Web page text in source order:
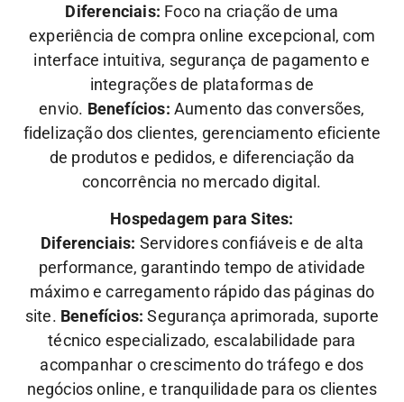
Diferenciais: Foco na criação de uma
experiência de compra online excepcional, com
interface intuitiva, segurança de pagamento e
integrações de plataformas de
envio. Benefícios: Aumento das conversões,
fidelização dos clientes, gerenciamento eficiente
de produtos e pedidos, e diferenciação da
concorrência no mercado digital.
Hospedagem para Sites:
Diferenciais: Servidores confiáveis e de alta
performance, garantindo tempo de atividade
máximo e carregamento rápido das páginas do
site. Benefícios: Segurança aprimorada, suporte
técnico especializado, escalabilidade para
acompanhar o crescimento do tráfego e dos
negócios online, e tranquilidade para os clientes